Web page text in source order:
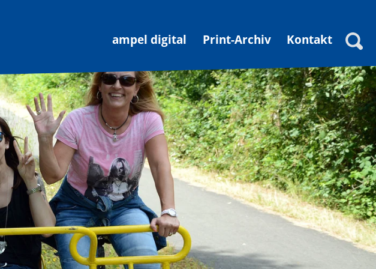
ampel digital Print-Archiv Kontakt